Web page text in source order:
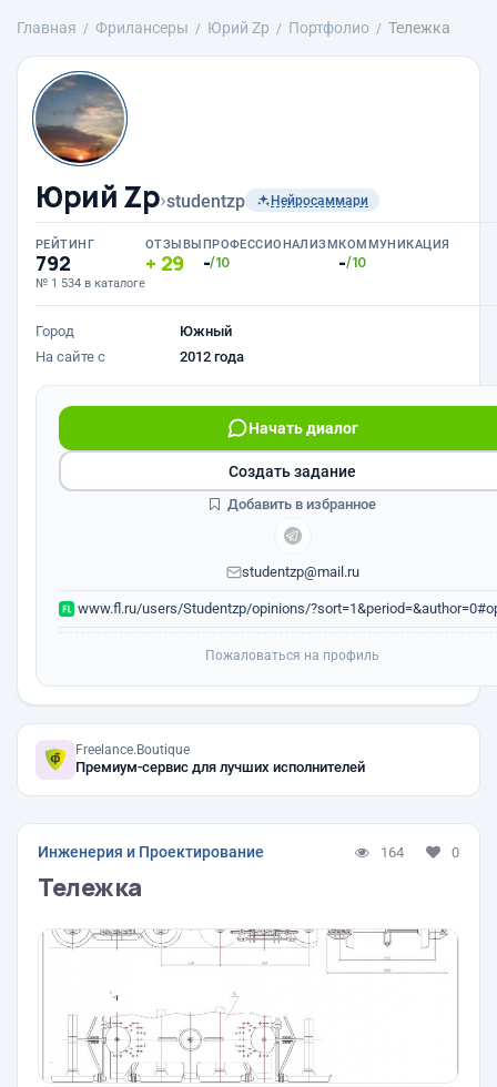
Главная Фрилансеры Юрий Zp Портфолио Тележка
Юрий Zp›studentzp Нейросаммари
РЕЙТИНГ
792
№ 1 534 в каталоге
ОТЗЫВЫ
29
ПРОФЕССИОНАЛИЗМ
-/10
КОММУНИКАЦИЯ
-/10
Город
Южный
На сайте с
2012 года
Начать диалог
studentzp@mail.ru
www.fl.ru/users/Studentzp/opinions/
Создать задание
Добавить в избранное
Пожаловаться на профиль
Freelance.Boutique
Премиум-сервис для лучших исполнителей
Инженерия и Проектирование 164 0
Тележка